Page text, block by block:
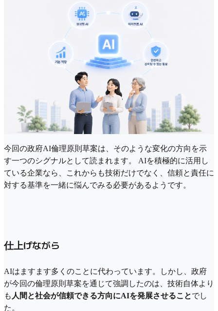
今回の政府AI倫理原則草案は、そのような変化の方向を示
す一つのシグナルとして読まれます。 AIを積極的に活用し
ている企業なら、これからも技術だけでなく、信頼と責任に
対する基準を一緒に悩んでみる必要があるようです。
仕上げながら
AIはますます多くのことに代わっています。しかし、政府
が今回の倫理原則草案を通じて強調したのは、技術自体より
も 人間と社会が信頼できる方向にAIを発展させることでし
た。